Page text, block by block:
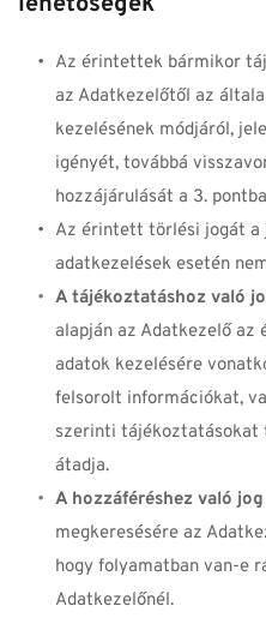
Az érintettek bármikor
az Adatkezelőtől az
kezelésének módjáról,
igényét, továbbá
hozzájárulását a 3.
Az érintett törlési jogát a
adatkezelések esetén
A tájékoztatáshoz való
alapján az Adatkezelő
adatok kezelésére
felsorolt információkat,
szerinti tájékoztatásokat
átadja.
A hozzáféréshez való
megkeresésére az
hogy folyamatban van-e
Adatkezelőnél.